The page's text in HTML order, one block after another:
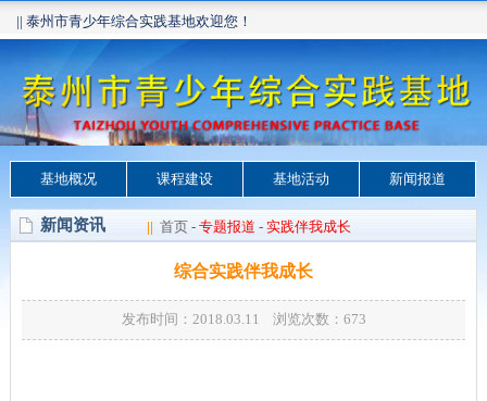
|| 泰州市青少年综合实践基地欢迎您！
基地概况 课程建设 基地活动 新闻报道
新闻资讯 || 首页 - 专题报道 - 实践伴我成长
综合实践伴我成长
发布时间：2018.03.11 浏览次数： 673